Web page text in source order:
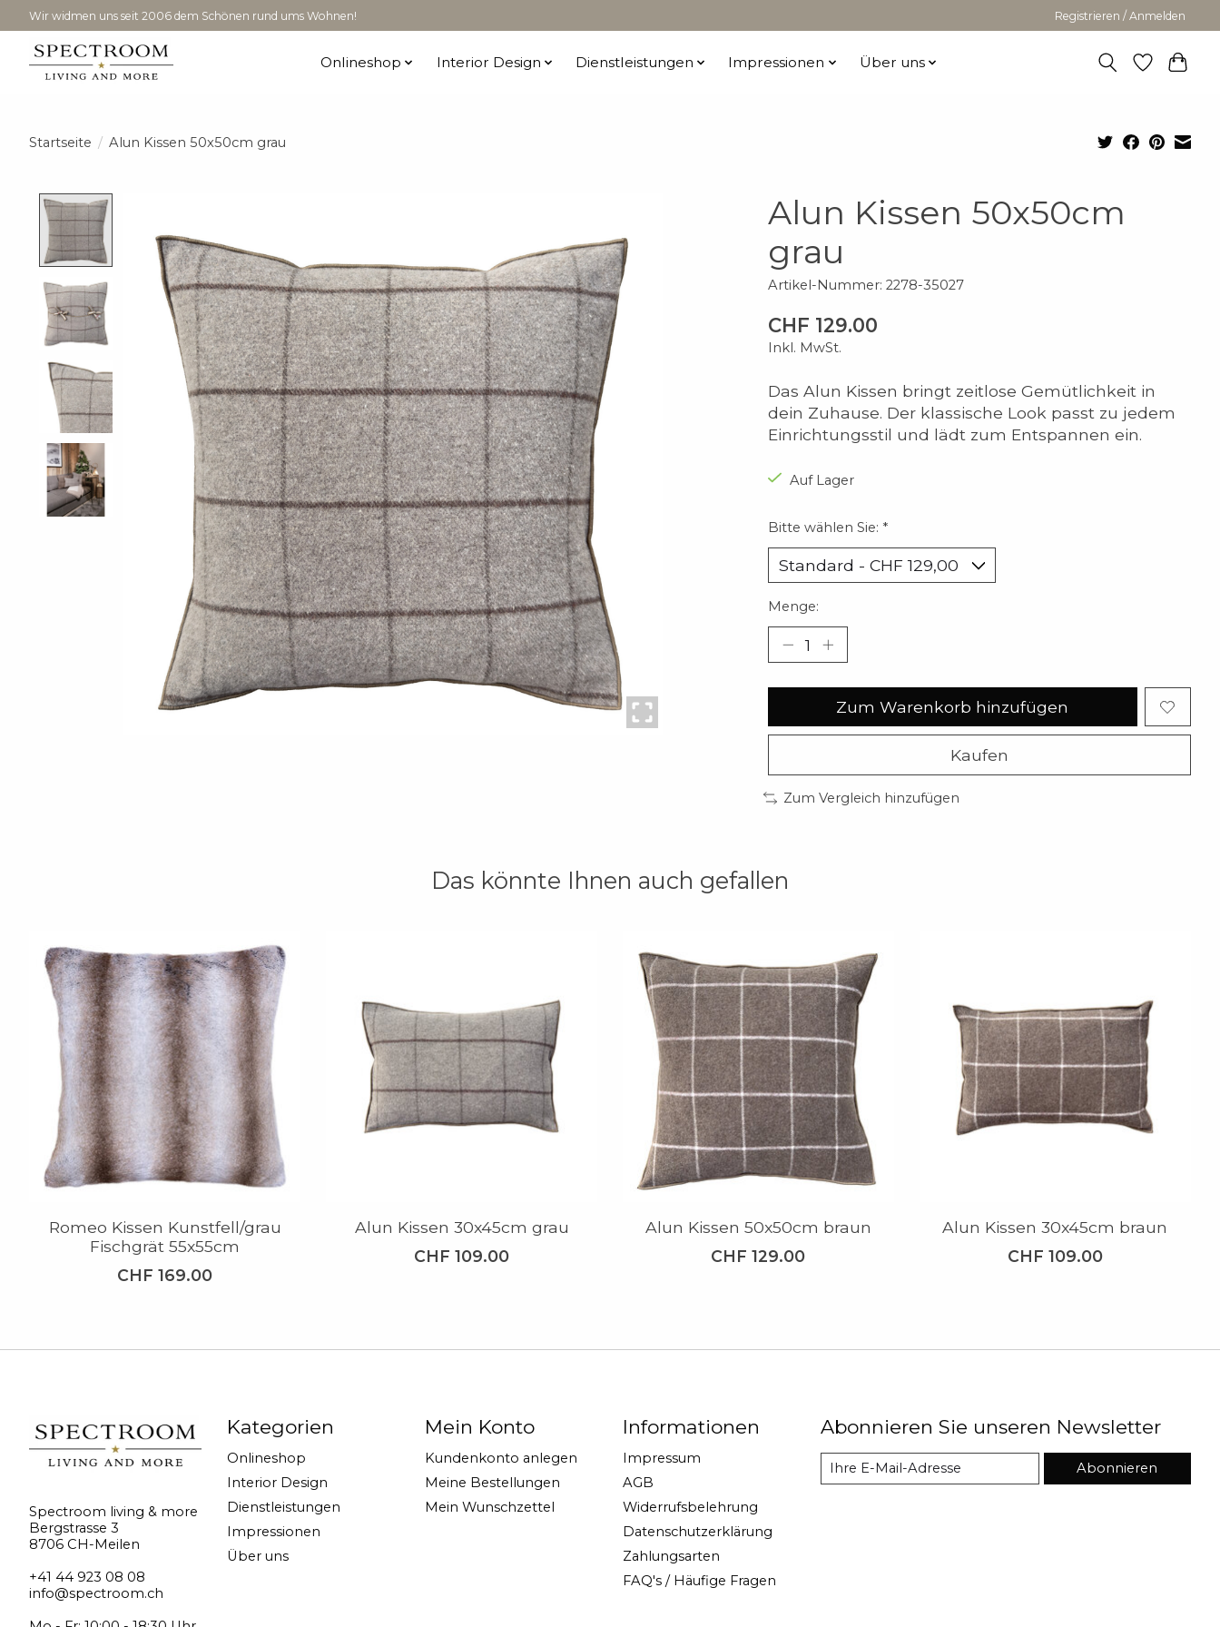
Wir widmen uns seit 2006 dem Schönen rund ums Wohnen! Registrieren / Anmelden
Onlineshop Interior Design Dienstleistungen Impressionen Über uns
Startseite / Alun Kissen 50x50cm grau
Alun Kissen 50x50cm
grau
Artikel-Nummer: 2278-35027
CHF 129.00
Inkl. MwSt.
Das Alun Kissen bringt zeitlose Gemütlichkeit in
dein Zuhause. Der klassische Look passt zu jedem
Einrichtungsstil und lädt zum Entspannen ein.
Auf Lager
Bitte wählen Sie: *
Menge:
Zum Warenkorb hinzufügen
Kaufen
Zum Vergleich hinzufügen
Das könnte Ihnen auch gefallen
Romeo Kissen Kunstfell/grau
Fischgrät 55x55cm
CHF 169.00
Alun Kissen 30x45cm grau
CHF 109.00
Alun Kissen 50x50cm braun
CHF 129.00
Alun Kissen 30x45cm braun
CHF 109.00
Spectroom living & more
Bergstrasse 3
8706 CH-Meilen
+41 44 923 08 08
info@spectroom.ch
Kategorien
Onlineshop
Interior Design
Dienstleistungen
Impressionen
Über uns
Mein Konto
Kundenkonto anlegen
Meine Bestellungen
Mein Wunschzettel
Informationen
Impressum
AGB
Widerrufsbelehrung
Datenschutzerklärung
Zahlungsarten
FAQ's / Häufige Fragen
Abonnieren Sie unseren Newsletter
Abonnieren